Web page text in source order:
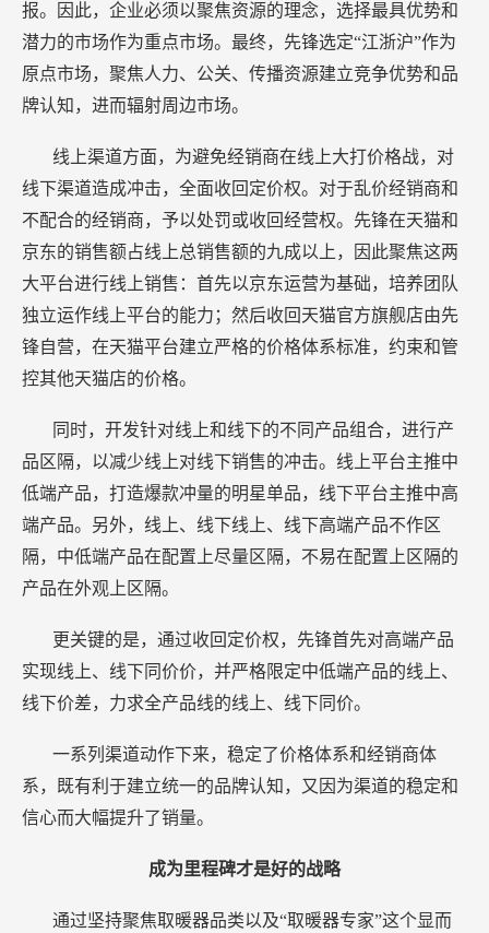
报。因此，企业必须以聚焦资源的理念，选择最具优势和
潜力的市场作为重点市场。最终，先锋选定“江浙沪”作为
原点市场，聚焦人力、公关、传播资源建立竞争优势和品
牌认知，进而辐射周边市场。
线上渠道方面，为避免经销商在线上大打价格战，对
线下渠道造成冲击，全面收回定价权。对于乱价经销商和
不配合的经销商，予以处罚或收回经营权。先锋在天猫和
京东的销售额占线上总销售额的九成以上，因此聚焦这两
大平台进行线上销售：首先以京东运营为基础，培养团队
独立运作线上平台的能力；然后收回天猫官方旗舰店由先
锋自营，在天猫平台建立严格的价格体系标准，约束和管
控其他天猫店的价格。
同时，开发针对线上和线下的不同产品组合，进行产
品区隔，以减少线上对线下销售的冲击。线上平台主推中
低端产品，打造爆款冲量的明星单品，线下平台主推中高
端产品。另外，线上、线下线上、线下高端产品不作区
隔，中低端产品在配置上尽量区隔，不易在配置上区隔的
产品在外观上区隔。
更关键的是，通过收回定价权，先锋首先对高端产品
实现线上、线下同价价，并严格限定中低端产品的线上、
线下价差，力求全产品线的线上、线下同价。
一系列渠道动作下来，稳定了价格体系和经销商体
系，既有利于建立统一的品牌认知，又因为渠道的稳定和
信心而大幅提升了销量。
成为里程碑才是好的战略
通过坚持聚焦取暖器品类以及“取暖器专家”这个显而